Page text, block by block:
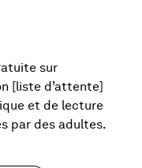
sur
[liste d’attente]
et de lecture
par des adultes.